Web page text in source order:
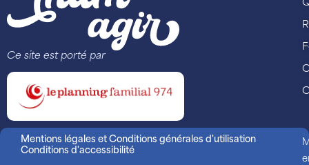
Ce site est porté par
Mentions légales et Conditions générales d'utilisation
Conditions d'accessibilité